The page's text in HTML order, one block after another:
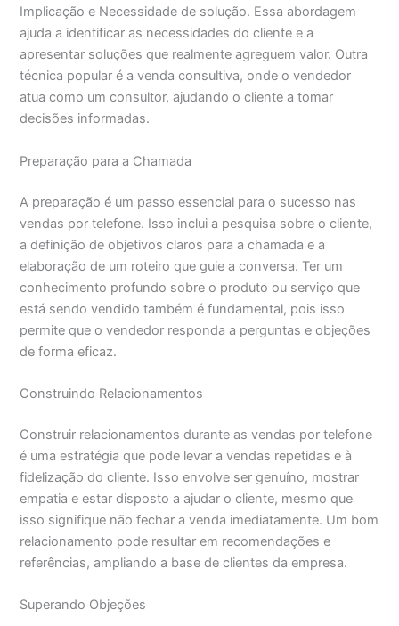
Implicação e Necessidade de solução. Essa abordagem
ajuda a identificar as necessidades do cliente e a
apresentar soluções que realmente agreguem valor. Outra
técnica popular é a venda consultiva, onde o vendedor
atua como um consultor, ajudando o cliente a tomar
decisões informadas.
Preparação para a Chamada
A preparação é um passo essencial para o sucesso nas
vendas por telefone. Isso inclui a pesquisa sobre o cliente,
a definição de objetivos claros para a chamada e a
elaboração de um roteiro que guie a conversa. Ter um
conhecimento profundo sobre o produto ou serviço que
está sendo vendido também é fundamental, pois isso
permite que o vendedor responda a perguntas e objeções
de forma eficaz.
Construindo Relacionamentos
Construir relacionamentos durante as vendas por telefone
é uma estratégia que pode levar a vendas repetidas e à
fidelização do cliente. Isso envolve ser genuíno, mostrar
empatia e estar disposto a ajudar o cliente, mesmo que
isso signifique não fechar a venda imediatamente. Um bom
relacionamento pode resultar em recomendações e
referências, ampliando a base de clientes da empresa.
Superando Objeções